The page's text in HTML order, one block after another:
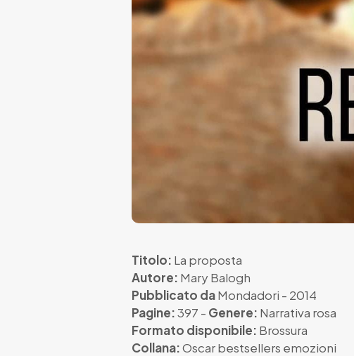
Titolo: La proposta
Autore: Mary Balogh
Pubblicato daMondadori - 2014
Pagine:397 - Genere: Narrativa rosa
Formato disponibile: Brossura
Collana:Oscar bestsellers emozioni